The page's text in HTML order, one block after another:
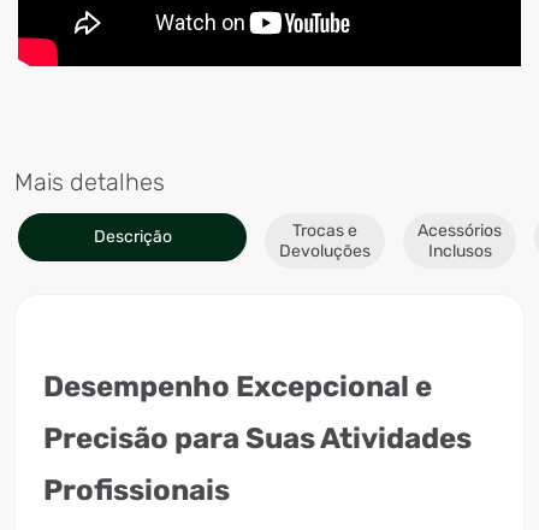
Mais detalhes
Descrição
Trocas e
Devoluções
Acessórios
Inclusos
Desempenho Excepcional e
Precisão para Suas Atividades
Profissionais